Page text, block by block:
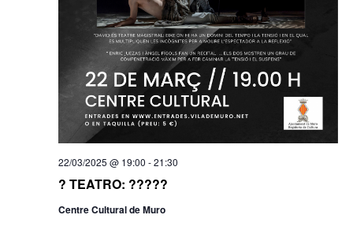
? TEATRO: ?????
22/03/2025 @ 19:00 -21:30
Centre Cultural de Muro